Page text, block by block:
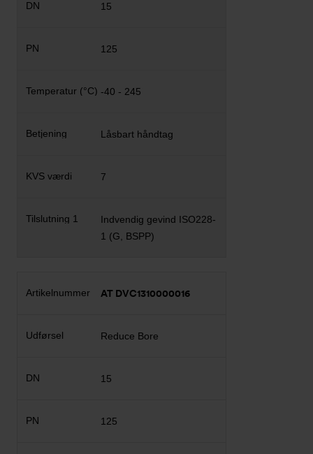
15
125
-40 - 245
Låsbart håndtag
7
Indvendig gevind ISO228-
1 (G, BSPP)
AT DVC1310000016
Reduce Bore
15
125